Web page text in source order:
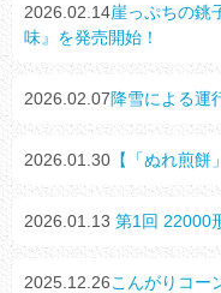
2026.02.14崖っぷちの銚
味』を発売開始！
2026.02.07降雪による運
2026.01.30 【「ぬれ煎
2026.01.13 第1回 22000
2025.12.26こんがりコー